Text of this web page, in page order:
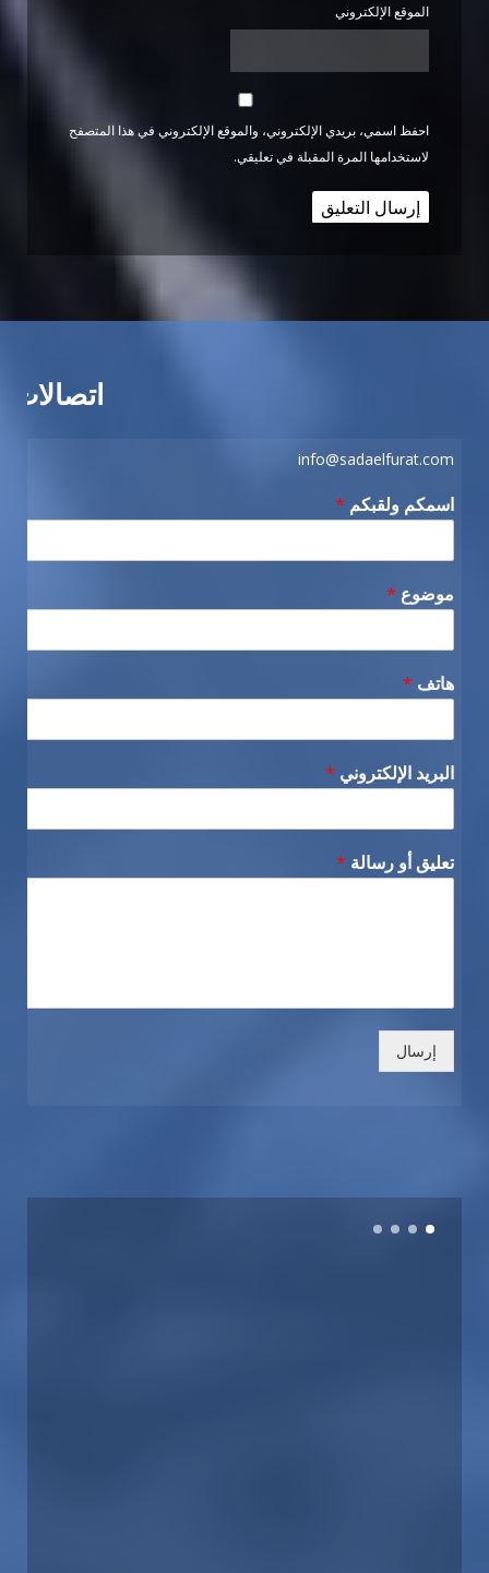
الموقع الإلكتروني
احفظ اسمي، بريدي الإلكتروني، والموقع الإلكتروني في هذا المتصفح
لاستخدامها المرة المقبلة في تعليقي.
اتصالات
info@sadaelfurat.com
اسمكم ولقبكم *
موضوع *
هاتف *
البريد الإلكتروني *
تعليق أو رسالة *
إرسال